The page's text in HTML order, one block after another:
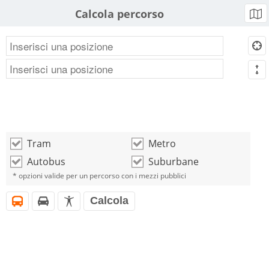
Calcola percorso b
d
m
o Tram o Metro
o Autobus o Suburbane
* opzioni valide per un percorso con i mezzi pubblici
i h l Calcola